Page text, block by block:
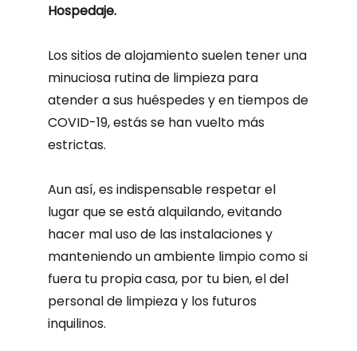
Hospedaje.
Los sitios de alojamiento suelen tener una
minuciosa rutina de limpieza para
atender a sus huéspedes y en tiempos de
COVID-19, estás se han vuelto más
estrictas.
Aun así, es indispensable respetar el
lugar que se está alquilando, evitando
hacer mal uso de las instalaciones y
manteniendo un ambiente limpio como si
fuera tu propia casa, por tu bien, el del
personal de limpieza y los futuros
inquilinos.